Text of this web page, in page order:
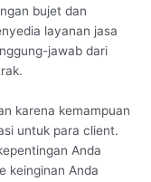
bujet dan
layanan jasa
jawab dari
karena kemampuan
untuk para client.
Anda
keinginan Anda